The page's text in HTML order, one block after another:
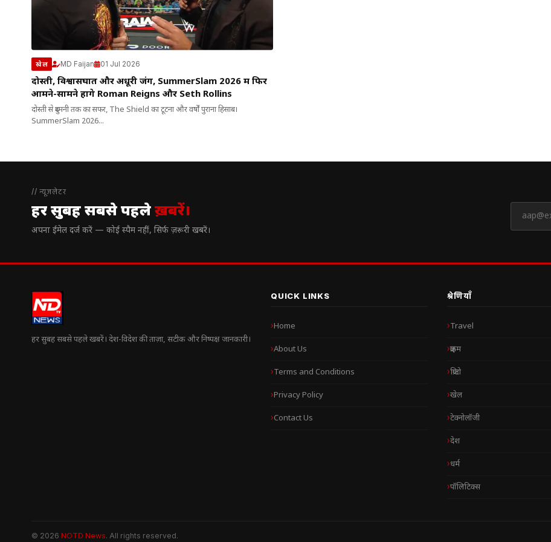
खेल MD Faijan 01 Jul 2026
दोस्ती, विश्वासघात और अधूरी जंग, SummerSlam 2026 में फिर
आमने-सामने होंगे Roman Reigns और Seth Rollins
दोस्ती से दुश्मनी तक का सफर, The Shield का टूटना और वर्षों पुराना हिसाब।
SummerSlam 2026...
// न्यूज़लेटर
हर सुबह सबसे पहलेख़बरें।
अपना ईमेल दर्ज करें — कोई स्पैम नहीं, सिर्फ ज़रूरी खबरें।
हर सुबह सबसे पहले खबरें। देश-विदेश की ताज़ा, सटीक और निष्पक्ष जानकारी।
QUICK LINKS
Home
About Us
Terms and Conditions
Privacy Policy
Contact Us
श्रेणियाँ
Travel
क्राइम
क्रिप्टो
खेल
टेक्नोलॉजी
देश
धर्म
पॉलिटिक्स
© 2026 NOTD News. All rights reserved.